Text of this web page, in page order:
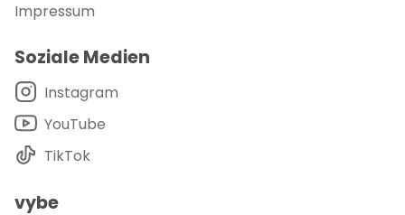
Impressum
Soziale Medien
Instagram
YouTube
TikTok
vybe